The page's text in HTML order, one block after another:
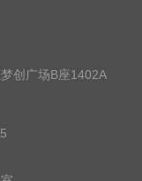
创广场B座1402A